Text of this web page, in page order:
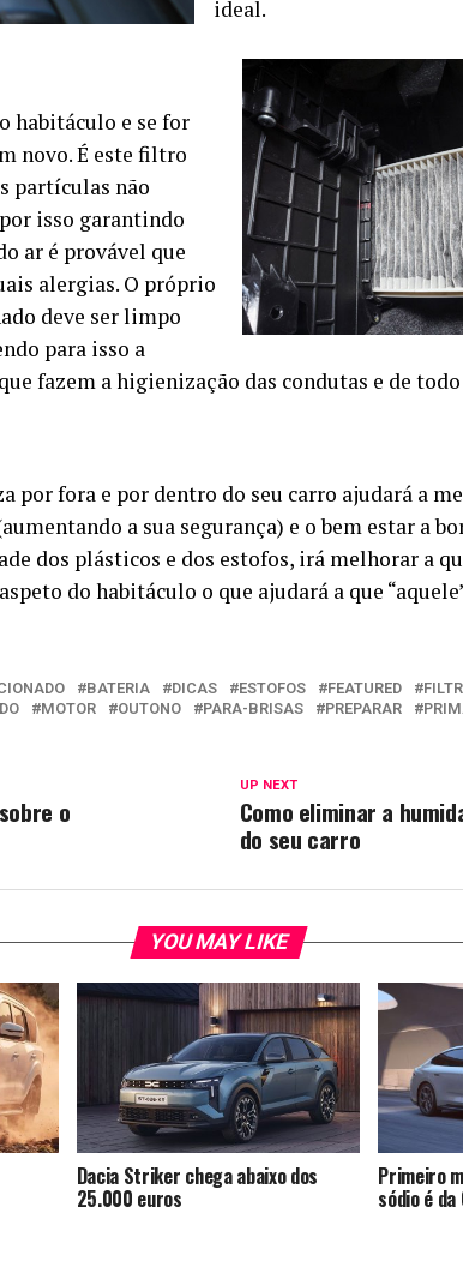
ideal.
habitáculo e se for
novo. É este filtro
partículas não
isso garantindo
ar é provável que
alergias. O próprio
deve ser limpo
para isso a
fazem a higienização das condutas e de
por fora e por dentro do seu carro ajudará a
a sua segurança) e o bem estar a
dos plásticos e dos estofos, irá melhorar a
do habitáculo o que ajudará a que
BATERIA DICAS ESTOFOS FEATURED
MOTOR OUTONO PARA-BRISAS PREPARAR
UP NEXT
Como eliminar a
do seu carro
o
YOU MAY LIKE
Dacia Striker chega abaixo dos
25.000 euros
Primeiro
sódio é da